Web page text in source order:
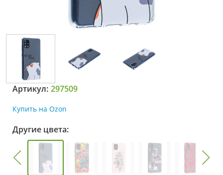
Артикул: 297509
Купить на Ozon
Другие цвета: